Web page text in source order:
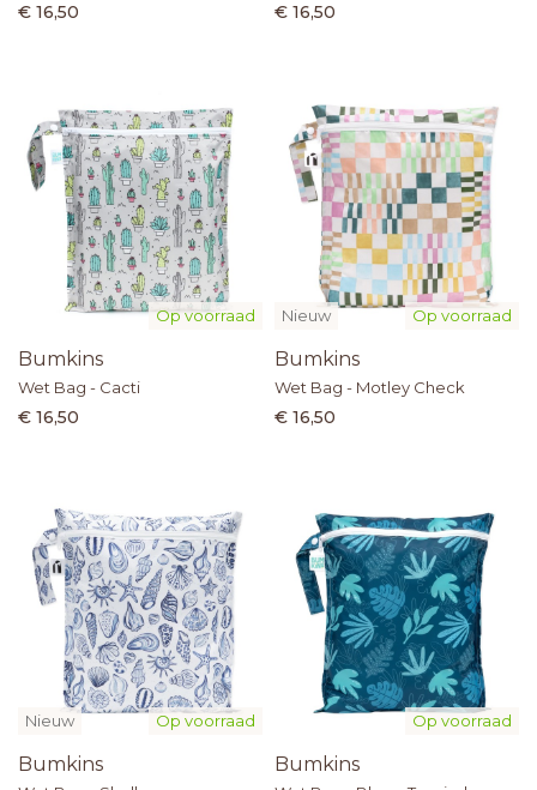
€ 16,50 € 16,50
Op voorraad
Bumkins
Wet Bag - Cacti
€ 16,50
Op voorraad
Nieuw
Bumkins
Wet Bag - Motley Check
€ 16,50
Op voorraad
Nieuw
Bumkins
Op voorraad
Bumkins